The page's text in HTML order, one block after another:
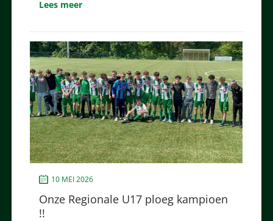
Lees meer
10 MEI 2026
Onze Regionale U17 ploeg kampioen
!!